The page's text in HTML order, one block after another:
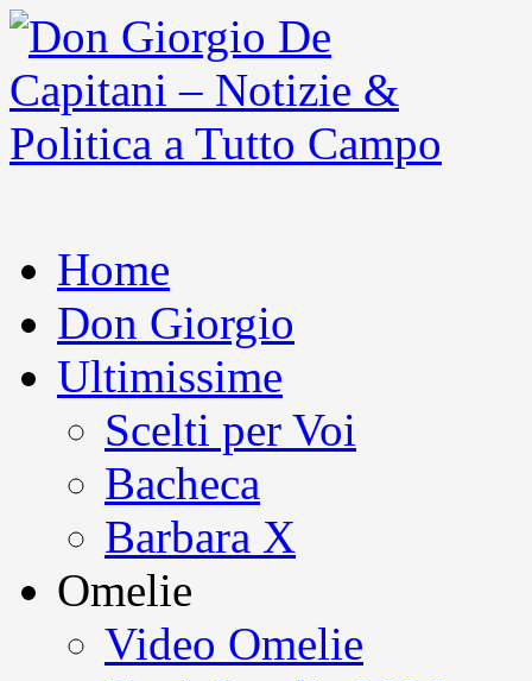
Home
Don Giorgio
Ultimissime
Scelti per Voi
Bacheca
Barbara X
Omelie
Video Omelie